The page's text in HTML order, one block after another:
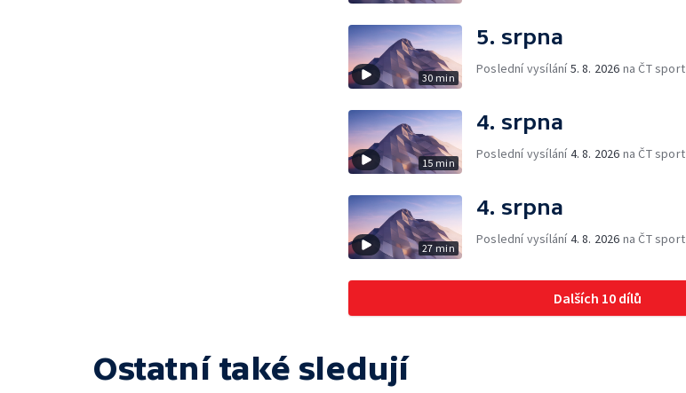
30 min
5. srpna
Poslední vysílání5. 8. 2026 na ČT sport
15 min
4. srpna
Poslední vysílání4. 8. 2026 na ČT sport
27 min
4. srpna
Poslední vysílání4. 8. 2026 na ČT sport
Dalších 10 dílů
Ostatní také sledují